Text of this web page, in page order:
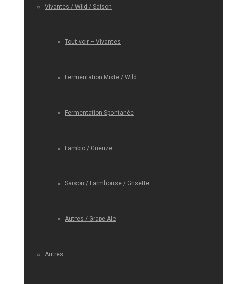
Vivantes / Wild / Saison
Tout voir – Vivantes
Fermentation Mixte / Wild
Fermentation Spontanée
Lambic / Gueuze
Saison / Farmhouse / Grisette
Autres / Grape Ale
Autres